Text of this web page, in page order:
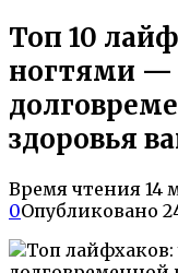
Топ 10
ногтями —
здоровья
Время чтения 14
0Опубликовано